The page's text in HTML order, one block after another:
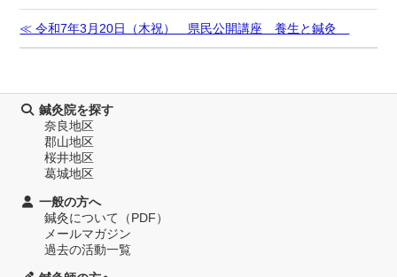
≪ 令和7年3月20日（木祝） 県民公開講座 養生と鍼灸
鍼灸院を探す
奈良地区
郡山地区
桜井地区
葛城地区
一般の方へ
鍼灸について（PDF）
メールマガジン
過去の活動一覧